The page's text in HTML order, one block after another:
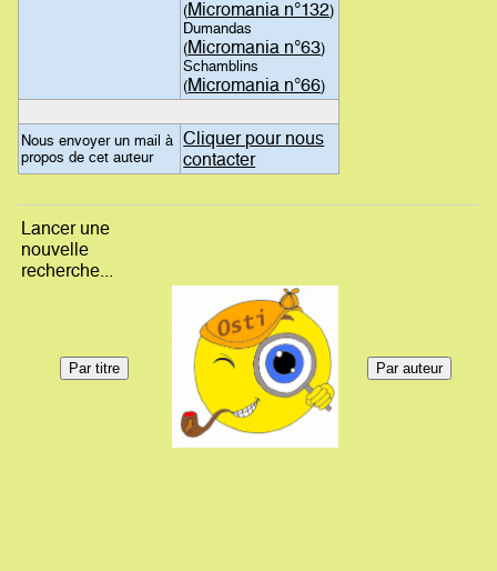
(Micromania n°132)
Dumandas
(Micromania n°63)
Schamblins
(Micromania n°66)
Nous envoyer un mail à
propos de cet auteur
Cliquer pour nous
contacter
Lancer une
nouvelle
recherche...